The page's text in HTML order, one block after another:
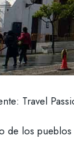
Travel
de los